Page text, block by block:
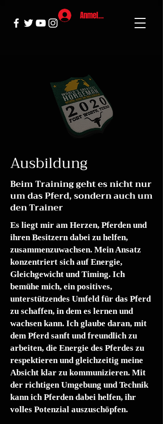
Anmelden
Ausbildung
Beim Training geht es nicht nur
um das Pferd, sondern auch um
den Trainer
Es liegt mir am Herzen, Pferden und
ihren Besitzern dabei zu helfen,
zusammenzuwachsen. Mein Ansatz
konzentriert sich auf Energie,
Gleichgewicht und Timing. Ich
bemühe mich, ein positives,
unterstützendes Umfeld für das Pferd
zu schaffen, in dem es lernen und
wachsen kann. Ich glaube daran, mit
dem Pferd sanft und freundlich zu
arbeiten, die Energie des Pferdes zu
respektieren und gleichzeitig meine
Absicht klar zu kommunizieren. Mit
der richtigen Umgebung und Technik
kann ich Pferden dabei helfen, ihr
volles Potenzial auszuschöpfen.